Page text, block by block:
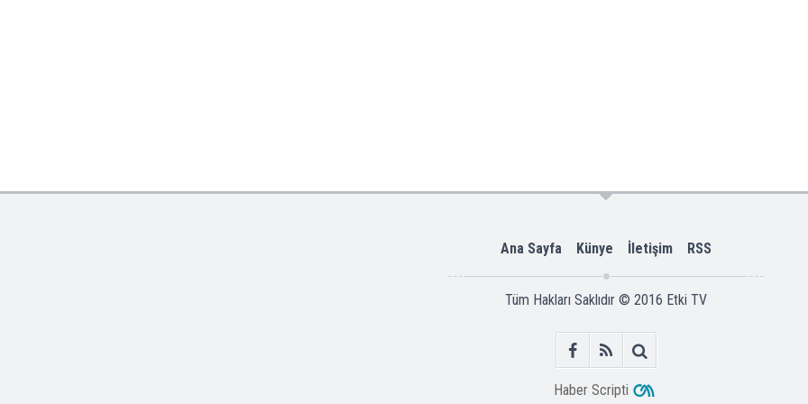
Ana Sayfa Künye İletişim RSS
Tüm Hakları Saklıdır © 2016 Etki TV
Haber Scripti